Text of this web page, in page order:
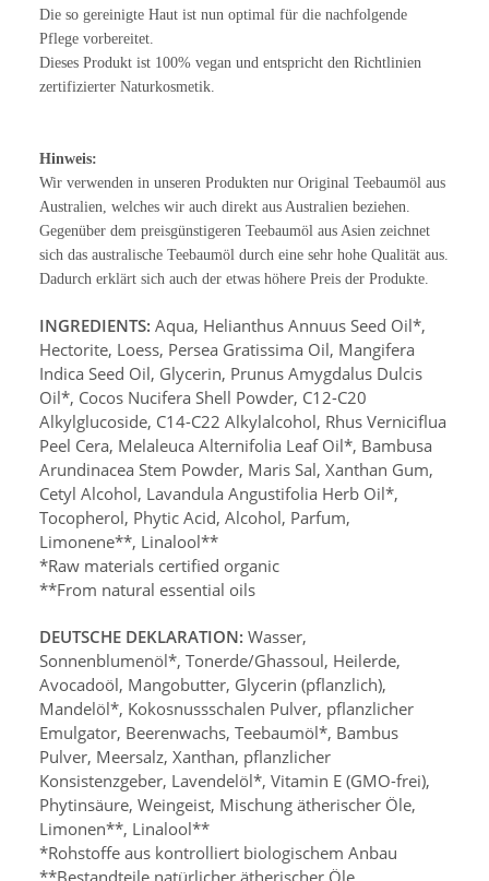
Die so gereinigte Haut ist nun optimal für die nachfolgende
Pflege vorbereitet.
Dieses Produkt ist 100% vegan und entspricht den Richtlinien
zertifizierter Naturkosmetik.
Hinweis:
Wir verwenden in unseren Produkten nur Original Teebaumöl aus
Australien, welches wir auch direkt aus Australien beziehen.
Gegenüber dem preisgünstigeren Teebaumöl aus Asien zeichnet
sich das australische Teebaumöl durch eine sehr hohe Qualität aus.
Dadurch erklärt sich auch der etwas höhere Preis der Produkte.
INGREDIENTS: Aqua, Helianthus Annuus Seed Oil*,
Hectorite, Loess, Persea Gratissima Oil, Mangifera
Indica Seed Oil, Glycerin, Prunus Amygdalus Dulcis
Oil*, Cocos Nucifera Shell Powder, C12-C20
Alkylglucoside, C14-C22 Alkylalcohol, Rhus Verniciflua
Peel Cera, Melaleuca Alternifolia Leaf Oil*, Bambusa
Arundinacea Stem Powder, Maris Sal, Xanthan Gum,
Cetyl Alcohol, Lavandula Angustifolia Herb Oil*,
Tocopherol, Phytic Acid, Alcohol, Parfum,
Limonene**, Linalool**
*Raw materials certified organic
**From natural essential oils
DEUTSCHE DEKLARATION: Wasser,
Sonnenblumenöl*, Tonerde/Ghassoul, Heilerde,
Avocadoöl, Mangobutter, Glycerin (pflanzlich),
Mandelöl*, Kokosnussschalen Pulver, pflanzlicher
Emulgator, Beerenwachs, Teebaumöl*, Bambus
Pulver, Meersalz, Xanthan, pflanzlicher
Konsistenzgeber, Lavendelöl*, Vitamin E (GMO-frei),
Phytinsäure, Weingeist, Mischung ätherischer Öle,
Limonen**, Linalool**
*Rohstoffe aus kontrolliert biologischem Anbau
**Bestandteile natürlicher ätherischer Öle